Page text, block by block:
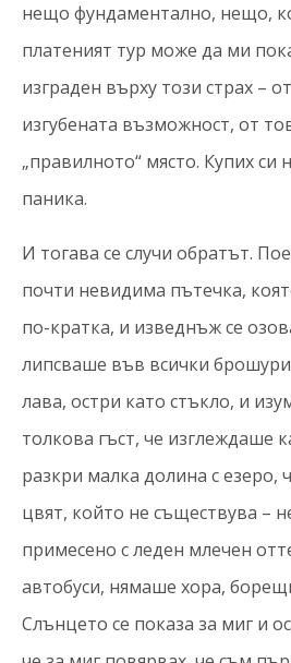
нещо фундаментално, нещо,
платеният тур може да ми
изграден върху този страх –
изгубената възможност, от
„правилното“ място. Купих си
паника.
И тогава се случи обратът.
почти невидима пътечка,
по-кратка, и изведнъж се
липсваше във всички
лава, остри като стъкло, и
толкова гъст, че изглеждаше
разкри малка долина с езеро,
цвят, който не съществува –
примесено с леден млечен
автобуси, нямаше хора,
Слънцето се показа за миг и